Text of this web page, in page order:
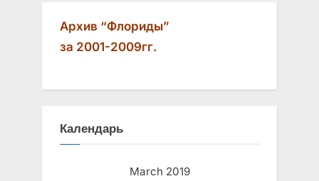
Архив “Флориды”
за 2001-2009гг.
Календарь
March 2019